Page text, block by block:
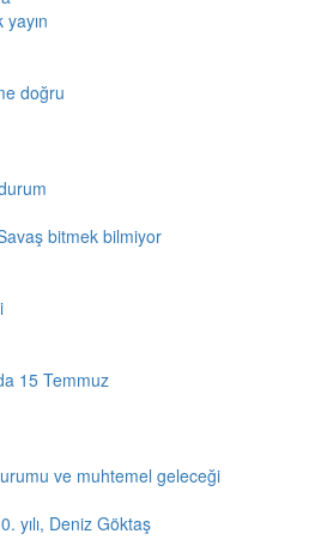
doğru
bitmek bilmiyor
15 Temmuz
ve muhtemel geleceği
yılı, Deniz Göktaş